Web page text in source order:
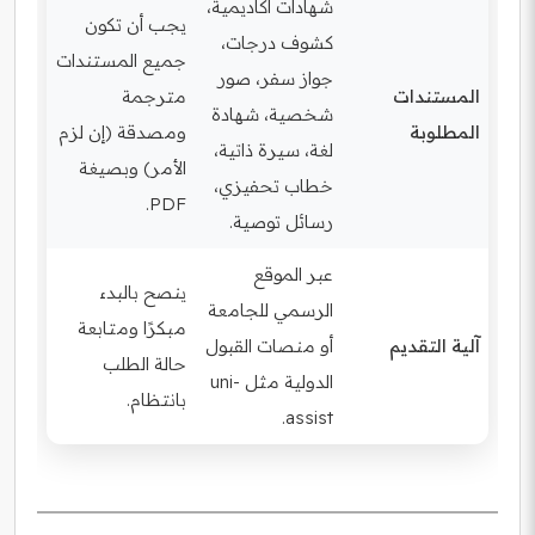
المستندات
المطلوبة
شهادات أكاديمية،
كشوف درجات،
جواز سفر، صور
شخصية، شهادة
لغة، سيرة ذاتية،
خطاب تحفيزي،
رسائل توصية.
يجب أن تكون
جميع المستندات
مترجمة
ومصدقة (إن لزم
الأمر) وبصيغة
PDF.
آلية التقديم
عبر الموقع
الرسمي للجامعة
أو منصات القبول
الدولية مثل uni-
assist.
ينصح بالبدء
مبكرًا ومتابعة
حالة الطلب
بانتظام.